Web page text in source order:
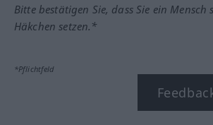
Bitte bestätigen Sie, dass Sie ein Mensch
Häkchen setzen.*
*Pflichtfeld